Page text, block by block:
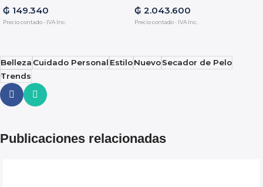
₲ 149.340
Precio contado - IVA Inc.
Frio/Calor Gas R410A
₲ 2.043.600
Precio contado - IVA Inc.
BellezaCuidado PersonalEstiloNuevoSecador de Pelo
Trends
Publicaciones relacionadas